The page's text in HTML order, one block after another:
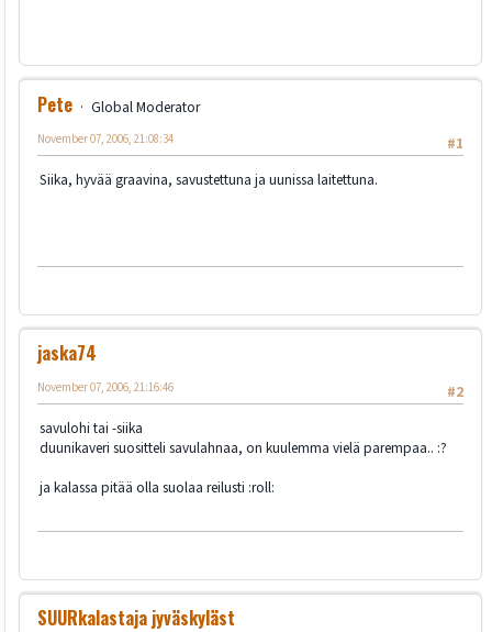
Pete
Global Moderator
#1
November 07, 2006, 21:08:34
Siika, hyvää graavina, savustettuna ja uunissa laitettuna.
jaska74
#2
November 07, 2006, 21:16:46
savulohi tai -siika
duunikaveri suositteli savulahnaa, on kuulemma vielä parempaa.. :?
ja kalassa pitää olla suolaa reilusti :roll:
SUURkalastaja jyväskyläst